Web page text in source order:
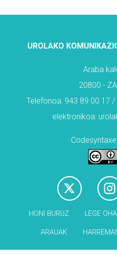
UROLAKO
Araba
20800 -
Telefonoa: 943 89 00 17
elektronikoa:
HONI BURUZ LEGE
ARAUAK